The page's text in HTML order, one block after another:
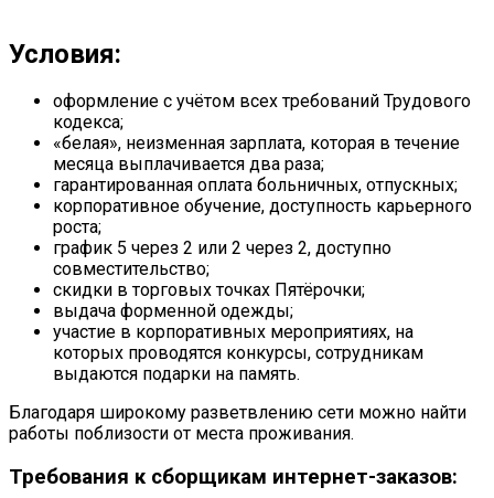
Условия:
оформление с учётом всех требований Трудового
кодекса;
«белая», неизменная зарплата, которая в течение
месяца выплачивается два раза;
гарантированная оплата больничных, отпускных;
корпоративное обучение, доступность карьерного
роста;
график 5 через 2 или 2 через 2, доступно
совместительство;
скидки в торговых точках Пятёрочки;
выдача форменной одежды;
участие в корпоративных мероприятиях, на
которых проводятся конкурсы, сотрудникам
выдаются подарки на память.
Благодаря широкому разветвлению сети можно найти
работы поблизости от места проживания.
Требования к сборщикам интернет-заказов: